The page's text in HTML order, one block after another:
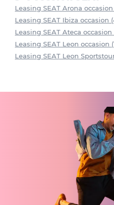
Leasing SEAT Arona occasion
Leasing SEAT Ibiza occasion
Leasing SEAT Ateca occasion
Leasing SEAT Leon occasion
Leasing SEAT Leon